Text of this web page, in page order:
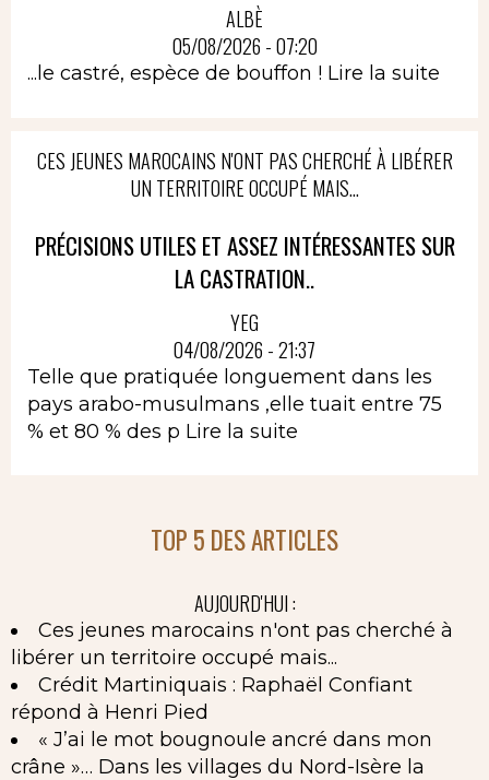
ALBÈ
05/08/2026 - 07:20
...le castré, espèce de bouffon ! Lire la suite
CES JEUNES MAROCAINS N'ONT PAS CHERCHÉ À LIBÉRER
UN TERRITOIRE OCCUPÉ MAIS...
PRÉCISIONS UTILES ET ASSEZ INTÉRESSANTES SUR
LA CASTRATION..
YEG
04/08/2026 - 21:37
Telle que pratiquée longuement dans les
pays arabo-musulmans ,elle tuait entre 75
% et 80 % des p Lire la suite
TOP 5 DES ARTICLES
AUJOURD'HUI :
Ces jeunes marocains n'ont pas cherché à
libérer un territoire occupé mais...
Crédit Martiniquais : Raphaël Confiant
répond à Henri Pied
« J’ai le mot bougnoule ancré dans mon
crâne »… Dans les villages du Nord-Isère la